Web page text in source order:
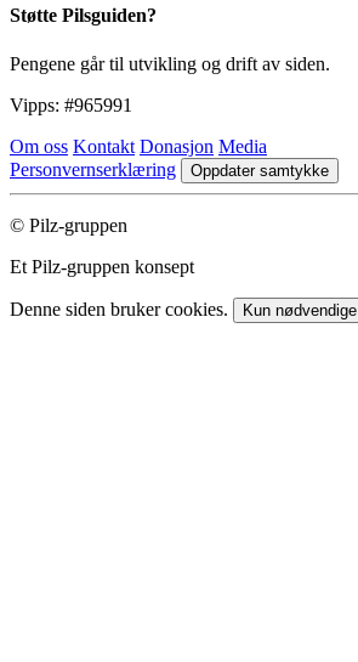
Støtte Pilsguiden?
Pengene går til utvikling og drift av siden.
Vipps: #965991
Om oss Kontakt Donasjon Media
Personvernserklæring
Oppdater samtykke
© Pilz-gruppen
Et Pilz-gruppen konsept
Denne siden bruker cookies. Kun nødvendige